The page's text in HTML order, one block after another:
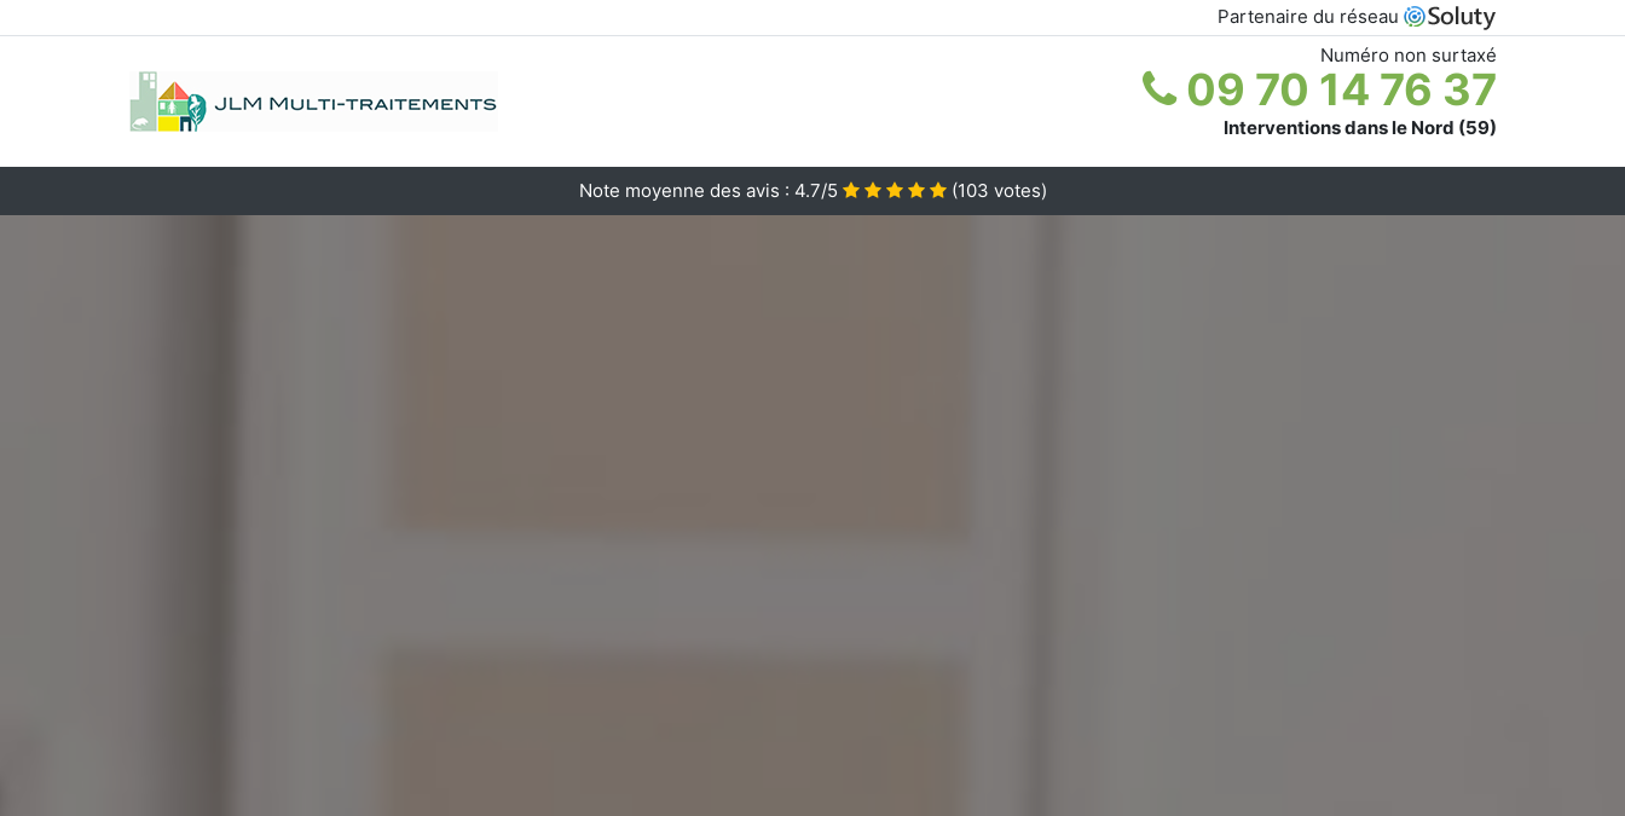
Partenaire du réseau
Numéro non surtaxé
09 70 14 76 37
Interventions dans le Nord (59)
Note moyenne des avis : 4.7/5 (103 votes)